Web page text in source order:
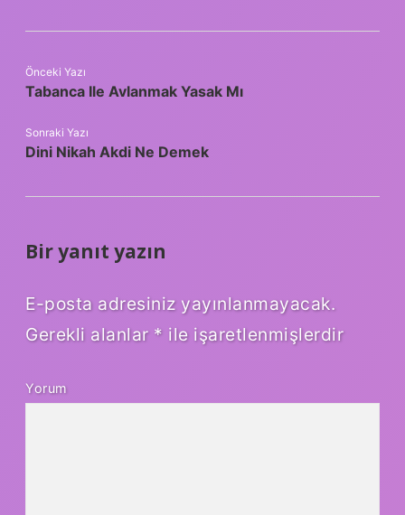
Önceki Yazı
Tabanca Ile Avlanmak Yasak Mı
Sonraki Yazı
Dini Nikah Akdi Ne Demek
Bir yanıt yazın
E-posta adresiniz yayınlanmayacak.
Gerekli alanlar * ile işaretlenmişlerdir
Yorum